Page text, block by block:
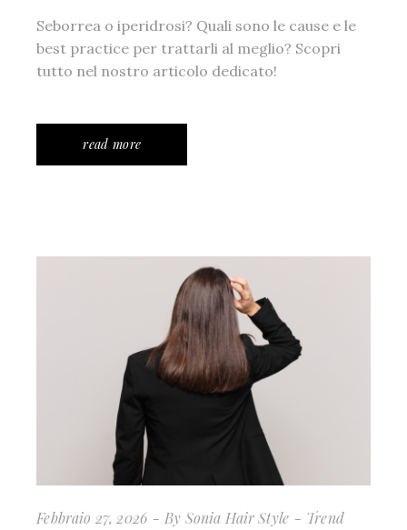
Seborrea o iperidrosi? Quali sono le cause e le
best practice per trattarli al meglio? Scopri
tutto nel nostro articolo dedicato!
read more
Febbraio 27, 2026 By Sonia Hair Style Trend